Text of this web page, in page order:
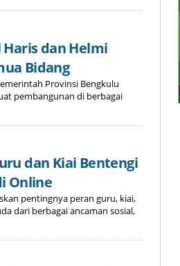
dan Helmi
Bidang
Provinsi Bengkulu
pembangunan di berbagai
dan Kiai Bentengi
Online
pentingnya peran guru, kiai,
dari berbagai ancaman sosial,